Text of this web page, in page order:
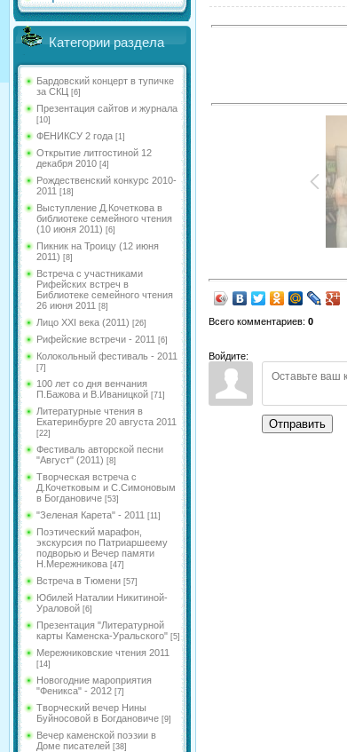
Категории раздела
Бардовский концерт в тупичке
за СКЦ [6]
Презентация сайтов и журнала
[10]
ФЕНИКСУ 2 года [1]
Открытие литгостиной 12
декабря 2010 [4]
Рождественский конкурс 2010-
2011 [18]
Выступление Д.Кочеткова в
библиотеке семейного чтения
(10 июня 2011) [6]
Пикник на Троицу (12 июня
2011) [8]
Встреча с участниками
Рифейских встреч в
Библиотеке семейного чтения
26 июня 2011 [8]
Лицо XXI века (2011) [26]
Рифейские встречи - 2011 [6]
Колокольный фестиваль - 2011
[7]
100 лет со дня венчания
П.Бажова и В.Иваницкой [71]
Литературные чтения в
Екатеринбурге 20 августа 2011
[22]
Фестиваль авторской песни
"Август" (2011) [8]
Творческая встреча с
Д.Кочетковым и С.Симоновым
в Богдановиче [53]
"Зеленая Карета" - 2011 [11]
Поэтический марафон,
экскурсия по Патриаршеему
подворью и Вечер памяти
Н.Мережникова [47]
Встреча в Тюмени [57]
Юбилей Наталии Никитиной-
Ураловой [6]
Презентация "Литературной
карты Каменска-Уральского" [5]
Мережниковские чтения 2011
[14]
Новогодние мароприятия
"Феникса" - 2012 [7]
Творческий вечер Нины
Буйносовой в Богдановиче [9]
Вечер каменской поэзии в
Доме писателей [38]
Всего комментариев: 0
Войдите:
Отправить